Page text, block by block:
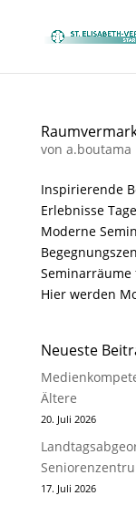
von a.boutama
Inspirierende
Erlebnisse
Moderne
Seminarräume
Hier werden
Neueste
Ältere
20. Juli 2026
17. Juli 2026